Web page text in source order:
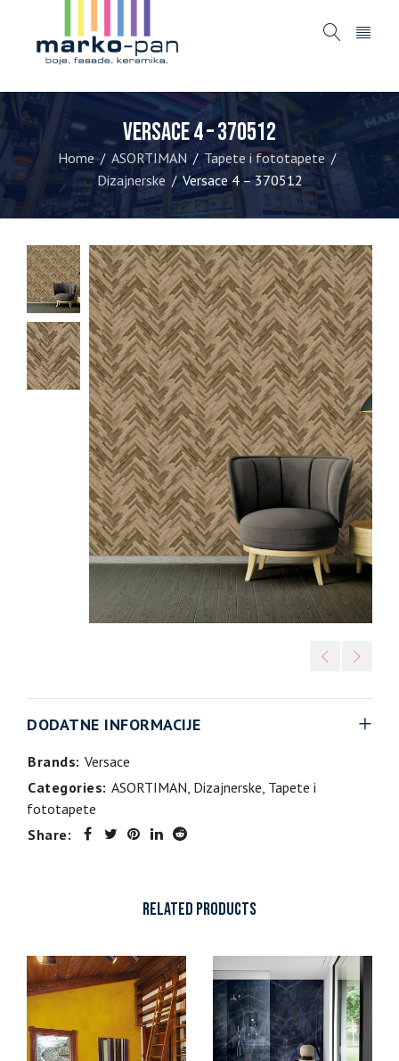
Versace 4 – 370512
Home / ASORTIMAN / Tapete i fototapete /
Dizajnerske / Versace 4 – 370512
DODATNE INFORMACIJE
Brands: Versace
Categories: ASORTIMAN, Dizajnerske, Tapete i
fototapete
Share:
RELATED PRODUCTS